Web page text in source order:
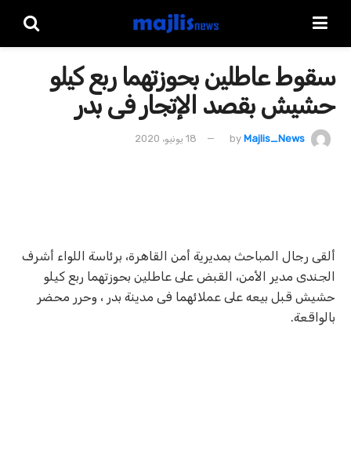
سقوط عاطلين بحوزتهما ربع كيلو
حشيش بقصد الإتجار فى بدر
by Majlis_News 18 يونيو، 2020
ألقى رجال المباحث بمديرية أمن القاهرة، برئاسة اللواء أشرف
الجندى مدير الأمن، القبض على عاطلين بحوزتهما ربع كيلو
حشيش قبل بيعه على عملائهما فى مدينة بدر ، وحرر محضر
بالواقعة.